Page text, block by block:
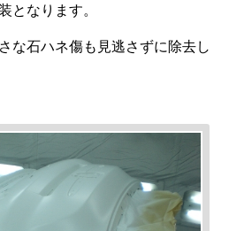
となります。
な石ハネ傷も見逃さずに除去し